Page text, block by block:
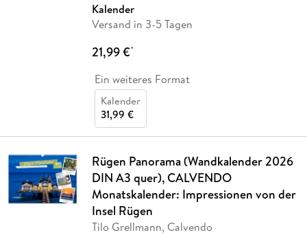
Kalender
Versand in 3-5 Tagen
21,99 €*
Ein weiteres Format
Kalender
31,99 €
Rügen Panorama (Wandkalender 2026
DIN A3 quer), CALVENDO
Monatskalender: Impressionen von der
Insel Rügen
Tilo Grellmann, Calvendo